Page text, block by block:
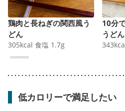
鶏肉と長ねぎの関西風う
どん
305kcal 食塩 1.7g
10分
うどん
343
低カロリーで満足したい